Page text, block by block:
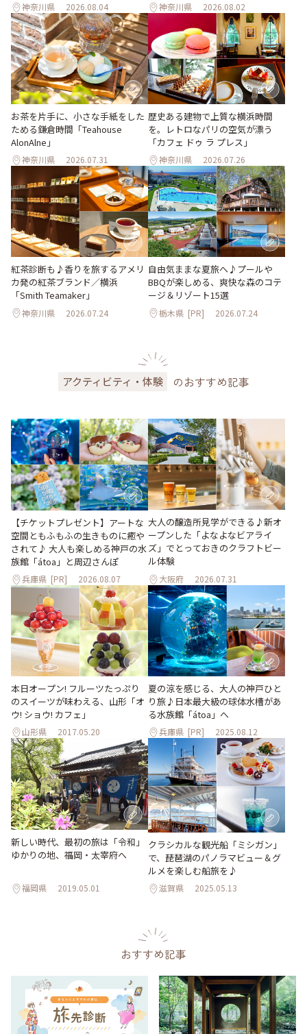
神奈川県 2026.08.04 神奈川県 2026.08.02
お茶を片手に、小さな手紙をした
ためる鎌倉時間「Teahouse
AlonAlne」
神奈川県 2026.07.31
歴史ある建物で上質な横浜時間
を。レトロなパリの空気が漂う
「カフェ ドゥ ラ プレス」
神奈川県 2026.07.26
紅茶診断も♪香りを旅するアメリ
カ発の紅茶ブランド／横浜
「Smith Teamaker」
神奈川県 2026.07.24
自由気ままな夏旅へ♪プールや
BBQが楽しめる、爽快な森のコテ
ージ＆リゾート15選
栃木県 [PR] 2026.07.24
アクティビティ・体験 のおすすめ記事
【チケットプレゼント】アートな
空間ともふもふの生きものに癒や
されて♪ 大人も楽しめる神戸の水
族館「átoa」と周辺さんぽ
兵庫県 [PR] 2026.08.07
大人の醸造所見学ができる♪新オ
ープンした「よなよなビアライ
ズ」でとっておきのクラフトビー
ル体験
大阪府 2026.07.31
本日オープン! フルーツたっぷり
のスイーツが味わえる、山形「オ
ウ! ショウ! カフェ」
山形県 2017.05.20
夏の涼を感じる、大人の神戸ひと
り旅♪日本最大級の球体水槽があ
る水族館「átoa」へ
兵庫県 [PR] 2025.08.12
新しい時代、最初の旅は「令和」
ゆかりの地、福岡・太宰府へ
福岡県 2019.05.01
クラシカルな観光船「ミシガン」
で、琵琶湖のパノラマビュー＆グ
ルメを楽しむ船旅を♪
滋賀県 2025.05.13
おすすめ記事